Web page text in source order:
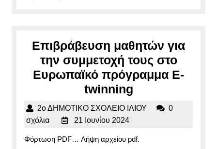
Επιβράβευση μαθητών για
την συμμετοχή τους στο
Ευρωπαϊκό πρόγραμμα E-
twinningΕπιβράβευση
μαθητών
2ο ΔΗΜΟΤΙΚΟ ΣΧΟΛΕΙΟ ΙΛΙΟΥ
0
σχόλια
21 Ιουνίου 202421
2024
Φόρτωση PDF… Λήψη αρχείου pdf.